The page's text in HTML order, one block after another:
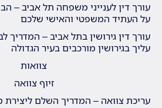
עורך דין לענייני משפחה תל אביב –
על העתיד המשפטי והאישי שלכם
עורך דין גירושין בתל אביב – המדריך
עליך בגירושין מורכבים בעיר הגדולה
צוואות
זיוף צוואה
עריכת צוואה – המדריך השלם ליצירת